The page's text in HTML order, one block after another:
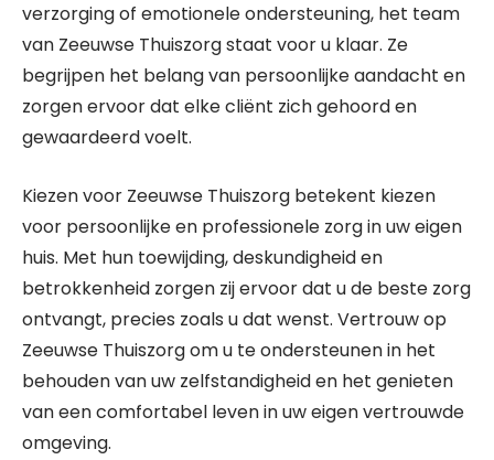
verzorging of emotionele ondersteuning, het team
van Zeeuwse Thuiszorg staat voor u klaar. Ze
begrijpen het belang van persoonlijke aandacht en
zorgen ervoor dat elke cliënt zich gehoord en
gewaardeerd voelt.
Kiezen voor Zeeuwse Thuiszorg betekent kiezen
voor persoonlijke en professionele zorg in uw eigen
huis. Met hun toewijding, deskundigheid en
betrokkenheid zorgen zij ervoor dat u de beste zorg
ontvangt, precies zoals u dat wenst. Vertrouw op
Zeeuwse Thuiszorg om u te ondersteunen in het
behouden van uw zelfstandigheid en het genieten
van een comfortabel leven in uw eigen vertrouwde
omgeving.